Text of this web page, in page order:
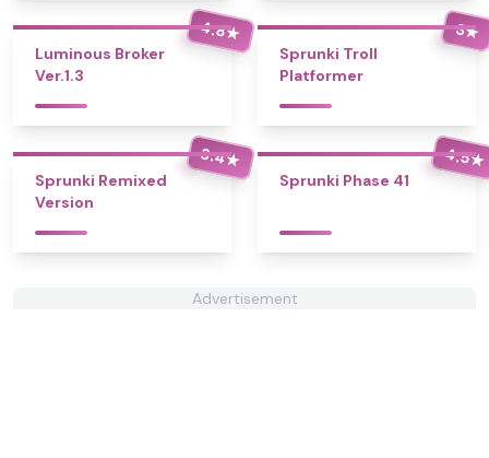
4.8★
Luminous Broker
Ver.1.3
3★
Sprunki Troll
Platformer
3.4★
Sprunki Remixed
Version
4.5★
Sprunki Phase 41
Advertisement